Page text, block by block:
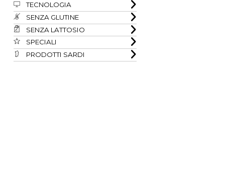
TECNOLOGIA
SENZA GLUTINE
SENZA LATTOSIO
SPECIALI
PRODOTTI SARDI